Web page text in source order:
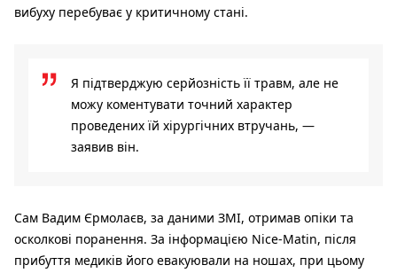
вибуху перебуває у критичному стані.
Я підтверджую серйозність її травм, але не
можу коментувати точний характер
проведених їй хірургічних втручань, —
заявив він.
Сам Вадим Єрмолаєв, за даними ЗМІ, отримав опіки та
осколкові поранення. За інформацією Nice-Matin, після
прибуття медиків його евакуювали на ношах, при цьому